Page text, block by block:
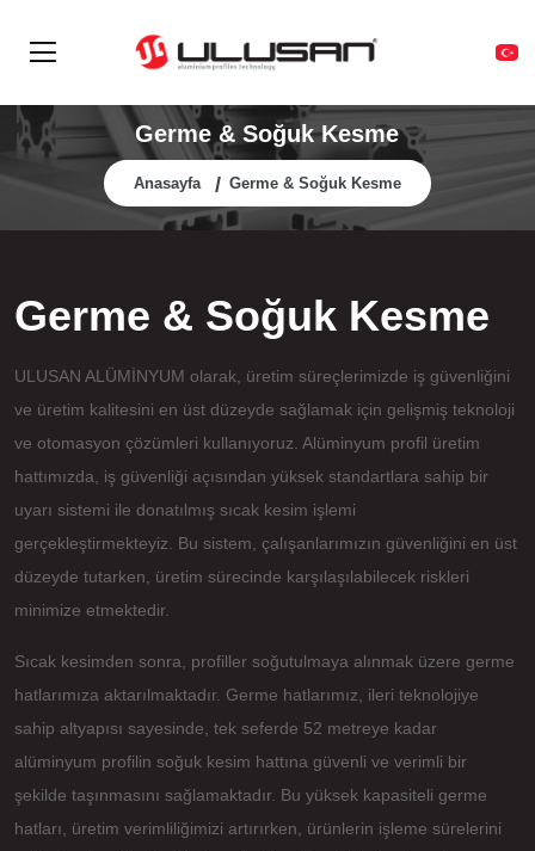
Germe & Soğuk Kesme
Anasayfa Germe & Soğuk Kesme
Germe & Soğuk Kesme
ULUSAN ALÜMİNYUM olarak, üretim süreçlerimizde iş güvenliğini
ve üretim kalitesini en üst düzeyde sağlamak için gelişmiş teknoloji
ve otomasyon çözümleri kullanıyoruz. Alüminyum profil üretim
hattımızda, iş güvenliği açısından yüksek standartlara sahip bir
uyarı sistemi ile donatılmış sıcak kesim işlemi
gerçekleştirmekteyiz. Bu sistem, çalışanlarımızın güvenliğini en üst
düzeyde tutarken, üretim sürecinde karşılaşılabilecek riskleri
minimize etmektedir.
Sıcak kesimden sonra, profiller soğutulmaya alınmak üzere germe
hatlarımıza aktarılmaktadır. Germe hatlarımız, ileri teknolojiye
sahip altyapısı sayesinde, tek seferde 52 metreye kadar
alüminyum profilin soğuk kesim hattına güvenli ve verimli bir
şekilde taşınmasını sağlamaktadır. Bu yüksek kapasiteli germe
hatları, üretim verimliliğimizi artırırken, ürünlerin işleme sürelerini